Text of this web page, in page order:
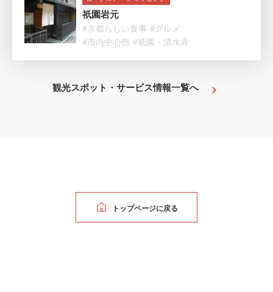
祇園岩元
#京都らしい食事 #グルメ
#市内中心部 #祇園・清水寺
観光スポット・サービス情報一覧へ
トップページに戻る